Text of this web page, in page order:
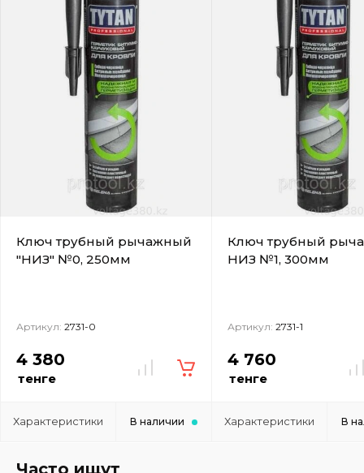
Ключ трубный рычажный
"НИЗ" №0, 250мм
Артикул: 2731-0
4 380
тенге
Характеристики В наличии
Ключ трубный
НИЗ №1, 300мм
Артикул: 2731-1
4 760
тенге
Характеристики В